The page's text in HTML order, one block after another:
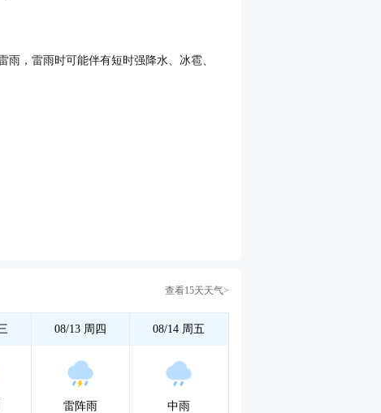
雨，雷雨时可能伴有短时强降水、冰雹、
查看15天天气>
08/13 周四
雷阵雨
08/14 周五
中雨